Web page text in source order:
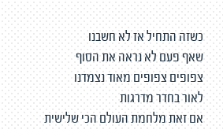
כשזה התחיל אז לא חשבנו
שאף פעם לא נראה את הסוף
צפופים צפופים מאוד נצמדנו
לאור בחדר מדרגות
אם זאת מלחמת העולם הכי שלישית